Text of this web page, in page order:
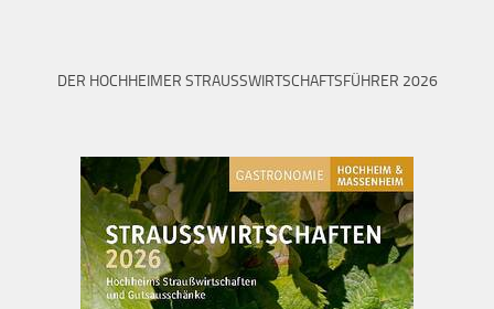
DER HOCHHEIMER STRAUSSWIRTSCHAFTSFÜHRER 2026